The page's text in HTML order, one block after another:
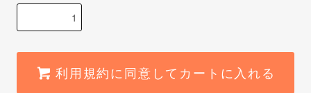
利用規約に同意してカートに入れる